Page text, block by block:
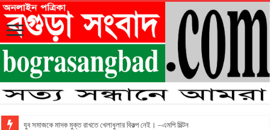
যুব সমাজকে মাদক মুক্ত রাখতে খেলাধুলার বিকল্প নেই। –এমপি মিল্টন